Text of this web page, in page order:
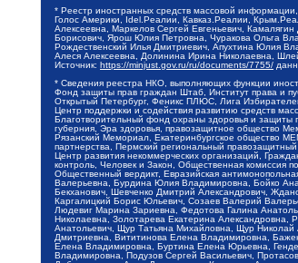
* Реестр иностранных средств массовой
Голос Америки, Idel.Реалии, Кавказ.Реалии,
Алексеевна, Маркелов Сергей Евгеньевич,
Борисович, Ярош Юлия Петровна, Чуракова Ольга
Рождественский Илья Дмитриевич, Апухтина Юлия
Алеся Алексеевна, Долинина Ирина Николаевна,
Источник: https://minjust.gov.ru/ru/documents/7755/
* Сведения реестра НКО, выполняющих функции
Фонд защиты прав граждан Штаб, Институт права и
Открытый Петербург, Феникс ПЛЮС, Лига
Центр поддержки и содействия развитию средств
Благотворительный фонд охраны здоровья и
губерния, Эра здоровья, правозащитное общество
Рязанский Мемориал, Екатеринбургское общество
партнерства, Пермский региональный
Центр развития некоммерческих организаций,
контроль, Человек и Закон, Общественная
Общественный вердикт, Евразийская
Валерьевна, Бурдина Юлия Владимировна, Бойко
Бекханович, Шевченко Дмитрий Александрович,
Каргалицкий Борис Юльевич, Созаев Валерий
Людевиг Марина Зариевна, Федотова Галина
Николаевна, Золотарева Екатерина
Анатольевич, Щур Татьяна Михайловна, Щур
Дмитриевна, Вититинова Елена Владимировна,
Елена Владимировна, Буртина Елена Юрьевна,
Владимировна, Подузов Сергей Васильевич,